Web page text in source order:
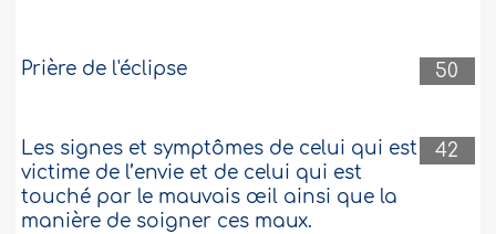
mentionne. Merci d'avance...
La période du Ramadan approche et je ne
veux pas être la seule de la fratrie à
assumer les tâches ménagères
50
Prière de l'éclipse
42
Les signes et symptômes de celui qui est
victime de l’envie et de celui qui est
touché par le mauvais œil ainsi que la
manière de soigner ces maux.